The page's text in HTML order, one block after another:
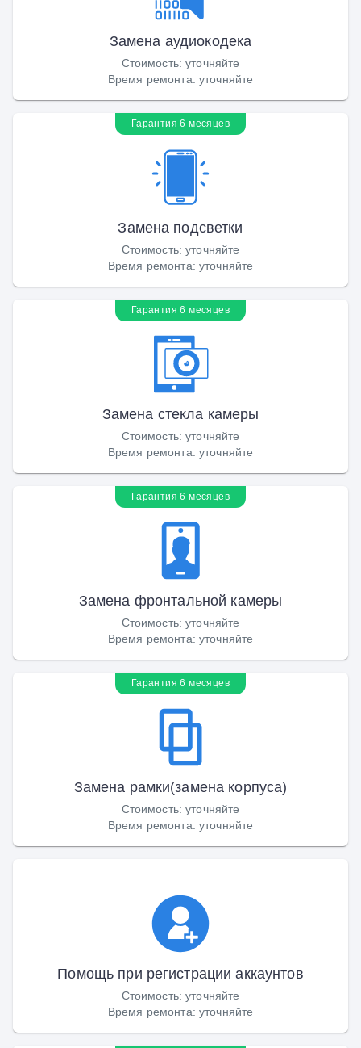
Замена аудиокодека
Стоимость:уточняйте
Время ремонта: уточняйте
Гарантия 6 месяцев
Замена подсветки
Стоимость:уточняйте
Время ремонта: уточняйте
Гарантия 6 месяцев
Замена стекла камеры
Стоимость:уточняйте
Время ремонта: уточняйте
Гарантия 6 месяцев
Замена фронтальной камеры
Стоимость:уточняйте
Время ремонта: уточняйте
Гарантия 6 месяцев
Замена рамки(замена корпуса)
Стоимость:уточняйте
Время ремонта: уточняйте
Помощь при регистрации аккаунтов
Стоимость:уточняйте
Время ремонта: уточняйте